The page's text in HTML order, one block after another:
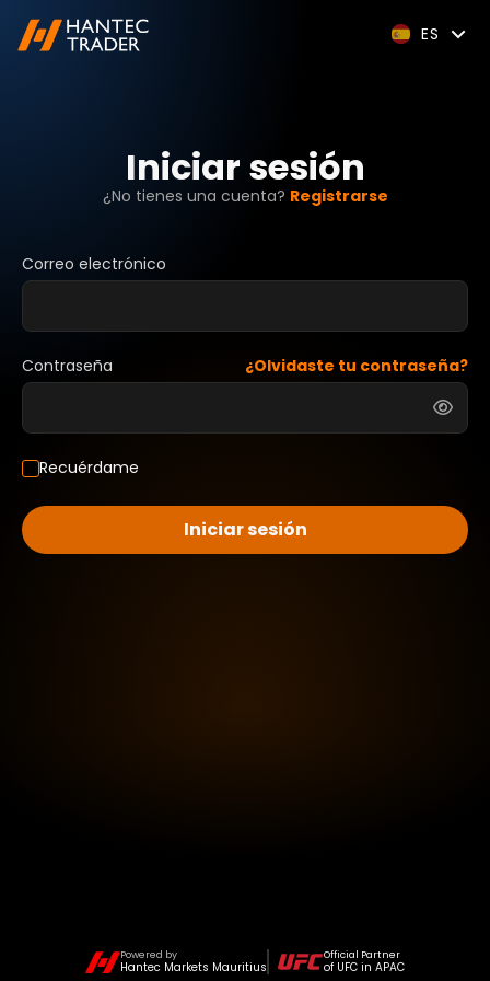
ES
Iniciar sesión
¿No tienes una cuenta? Registrarse
Correo electrónico
Contraseña ¿Olvidaste tu contraseña?
Recuérdame
Iniciar sesión
Powered by
Hantec Markets Mauritius
Official Partner
of UFC in APAC